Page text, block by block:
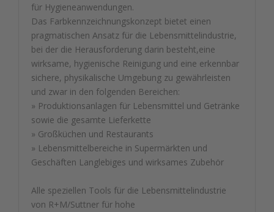
für Hygieneanwendungen.
Das Farbkennzeichnungskonzept bietet einen
pragmatischen Ansatz für die Lebensmittelindustrie,
bei der die Herausforderung darin besteht,eine
wirksame, hygienische Reinigung und eine erkennbar
sichere, physikalische Umgebung zu gewährleisten
und zwar in den folgenden Bereichen:
» Produktionsanlagen für Lebensmittel und Getränke
sowie die gesamte Lieferkette
» Großküchen und Restaurants
» Lebensmittelbereiche in Supermärkten und
Geschäften Langlebiges und wirksames Zubehör
Alle speziellen Tools für die Lebensmittelindustrie
von R+M/Suttner für hohe